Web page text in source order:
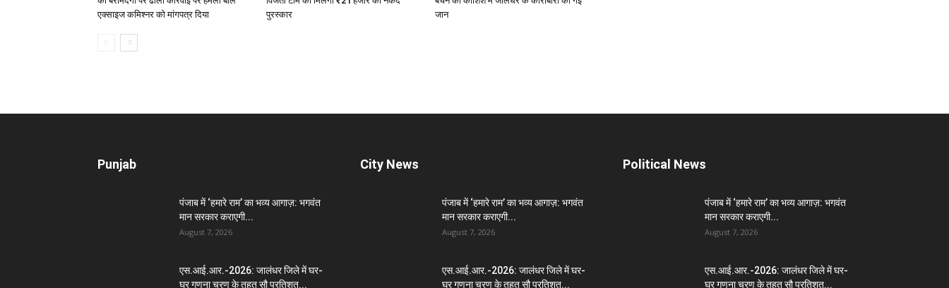
एक्साइज कमिश्नर को मांगपत्र दिया
पुरस्कार
जान
Punjab
पंजाब में ‘हमारे राम’ का भव्य आगाज़: भगवंत
मान सरकार कराएगी...
August 7, 2026
एस.आई.आर.-2026: जालंधर जिले में घर-
घर गणना चरण के तहत सौ प्रतिशत...
City News
पंजाब में ‘हमारे राम’ का भव्य आगाज़: भगवंत
मान सरकार कराएगी...
August 7, 2026
एस.आई.आर.-2026: जालंधर जिले में घर-
घर गणना चरण के तहत सौ प्रतिशत...
Political News
पंजाब में ‘हमारे राम’ का भव्य आगाज़: भगवंत
मान सरकार कराएगी...
August 7, 2026
एस.आई.आर.-2026: जालंधर जिले में घर-
घर गणना चरण के तहत सौ प्रतिशत...